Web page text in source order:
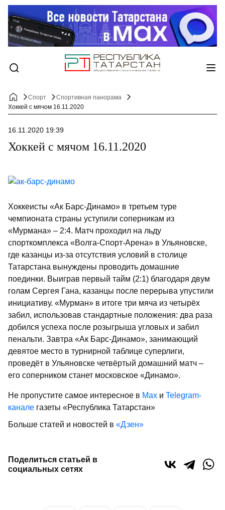
Спорт
Спортивная панорама
Хоккей с мячом 16.11.2020
16.11.2020 19:39
Хоккей с мячом 16.11.2020
Хоккеисты «Ак Барс-Динамо» в третьем туре
чемпионата страны уступили соперникам из
«Мурмана» – 2:4. Матч проходил на льду
спорткомплекса «Волга-Спорт-Арена» в Ульяновске,
где казанцы из-за отсутствия условий в столице
Татарстана вынуждены проводить домашние
поединки. Выиграв первый тайм (2:1) благодаря двум
голам Сергея Гана, казанцы после перерыва упустили
инициативу. «Мурман» в итоге три мяча из четырёх
забил, использовав стандартные положения: два раза
добился успеха после розыгрыша угловых и забил
пенальти. Завтра «Ак Барс­-Динамо», занимающий
девятое место в турнирной таблице суперлиги,
проведёт в Ульяновске четвёртый домашний матч –
его соперником станет московское «Динамо».
Не пропустите самое интересное в Max и Telegram-
канале газеты «Республика Татарстан»
Больше статей и новостей в «Дзен»
Поделиться статьей в
социальных сетях